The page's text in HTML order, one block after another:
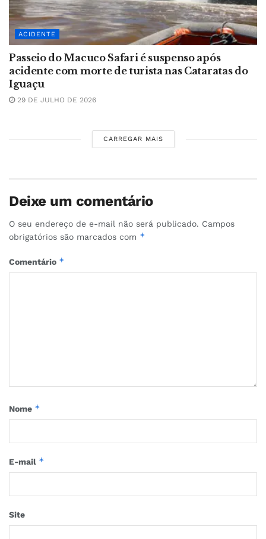
ACIDENTE
Passeio do Macuco Safari é suspenso após
acidente com morte de turista nas Cataratas do
Iguaçu
29 DE JULHO DE 2026
CARREGAR MAIS
Deixe um comentário
O seu endereço de e-mail não será publicado. Campos
obrigatórios são marcados com *
Comentário *
Nome *
E-mail *
Site